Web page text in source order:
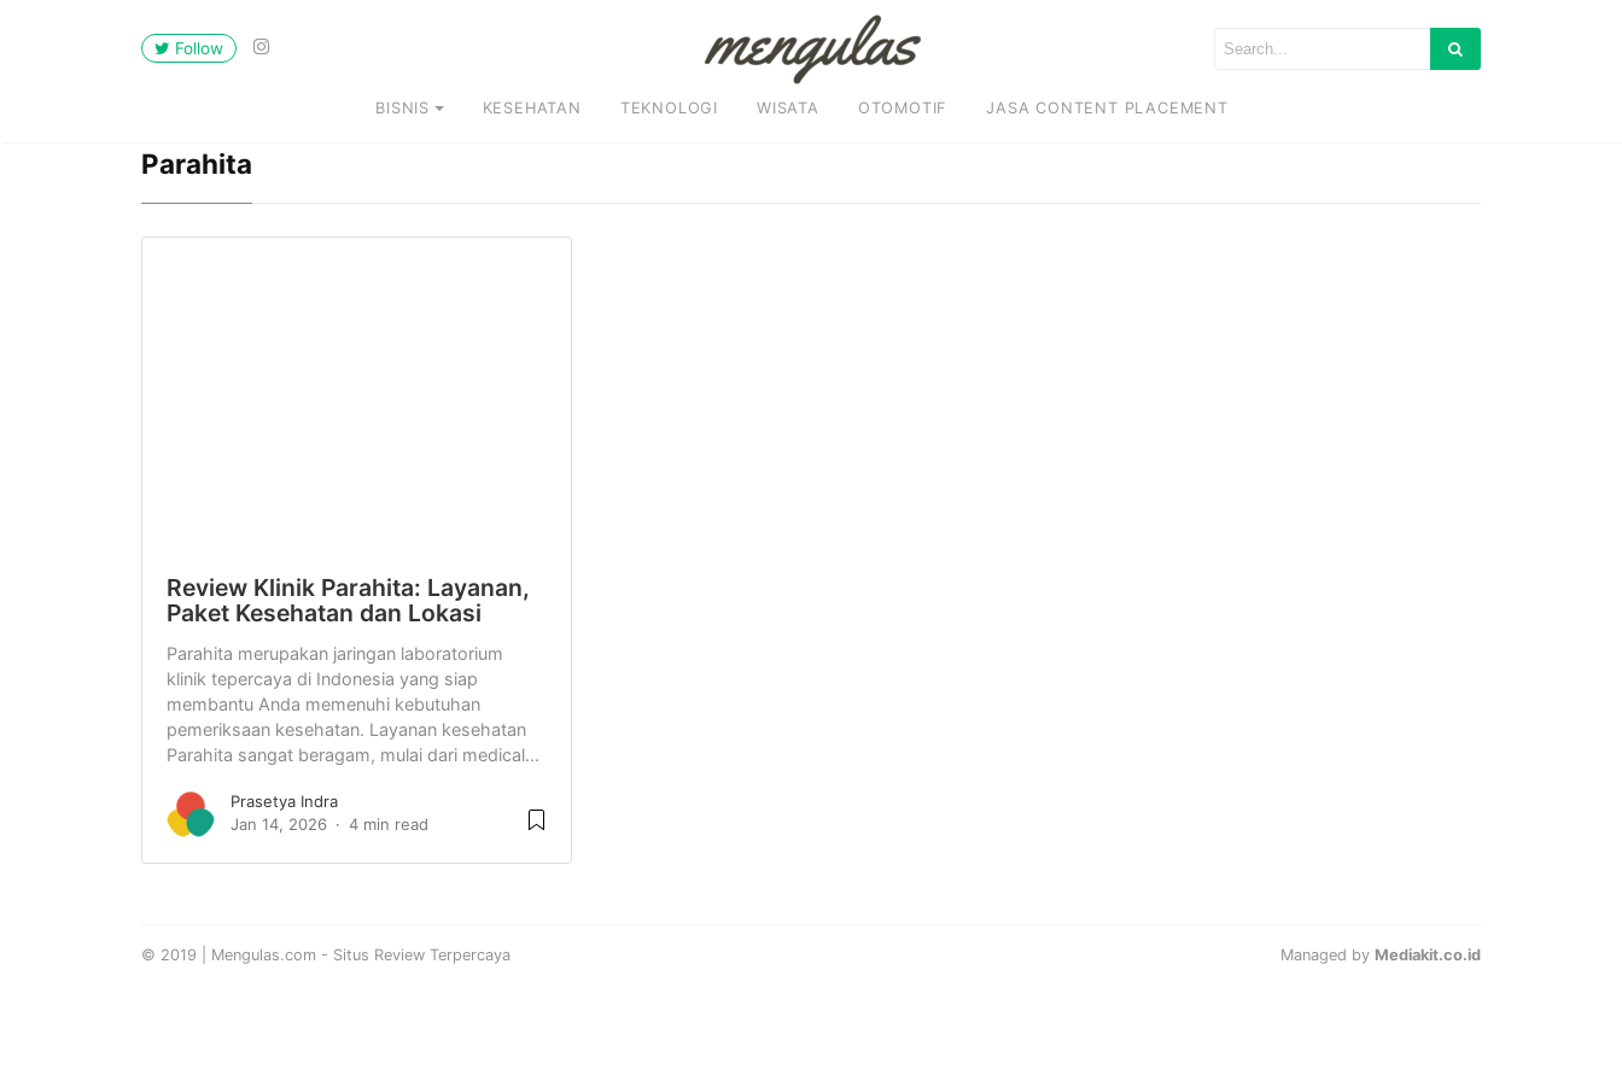
Follow
BISNIS KESEHATAN TEKNOLOGI WISATA OTOMOTIF JASA CONTENT PLACEMENT
Parahita
Review Klinik Parahita: Layanan,
Paket Kesehatan dan Lokasi
Parahita merupakan jaringan laboratorium
klinik tepercaya di Indonesia yang siap
membantu Anda memenuhi kebutuhan
pemeriksaan kesehatan. Layanan kesehatan
Parahita sangat beragam, mulai dari medical...
Prasetya Indra
Jan 14, 2026
4 min read
© 2019 | Mengulas.com - Situs Review Terpercaya Managed by Mediakit.co.id